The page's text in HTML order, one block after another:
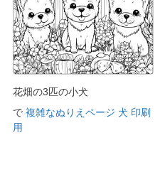
花畑の3匹の小犬
で 複雑なぬりえページ 犬 印刷
用